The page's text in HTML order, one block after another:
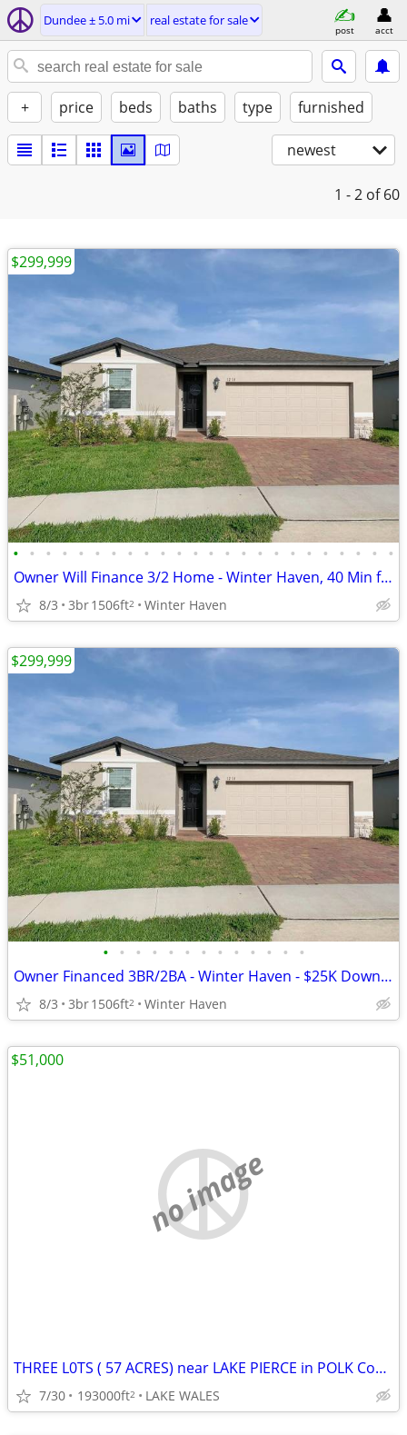
Dundee ± 5.0 mi real estate for sale
post acct
+ price beds baths type furnished
newest
1 - 2 of 60
• • • • • • • • • • • • • • • • • • • • • • • •
Owner Will Finance 3/2 Home - Winter Haven, 40 Min from Orlando - $25K
8/3 3br1506ft2 Winter Haven
$299,999
• • • • • • • • • • • • •
Owner Financed 3BR/2BA - Winter Haven - $25K Down, $2725/mo All-In
8/3 3br1506ft2 Winter Haven
$299,999
no image
THREE L0TS ( 57 ACRES) near LAKE PIERCE in POLK County
7/30 193000ft2 LAKE WALES
$51,000